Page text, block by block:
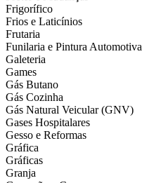
Frigorífico
Frios e Laticínios
Frutaria
Funilaria e Pintura Automotiva
Galeteria
Games
Gás Butano
Gás Cozinha
Gás Natural Veicular (GNV)
Gases Hospitalares
Gesso e Reformas
Gráfica
Gráficas
Granja